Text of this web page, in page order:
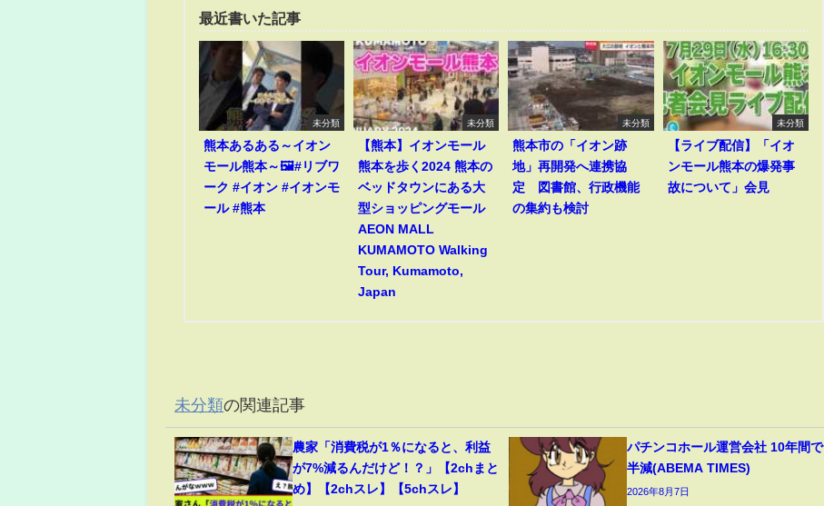
最近書いた記事
未分類
熊本あるある～イオン
モール熊本～🖼️#リブワ
ーク #イオン #イオンモ
ール #熊本
未分類
【熊本】イオンモール
熊本を歩く2024 熊本の
ベッドタウンにある大
型ショッピングモール
AEON MALL
KUMAMOTO Walking
Tour, Kumamoto,
Japan
未分類
熊本市の「イオン跡
地」再開発へ連携協
定 図書館、行政機能
の集約も検討
未分類
【ライブ配信】「イオ
ンモール熊本の爆発事
故について」会見
未分類の関連記事
農家「消費税が1％になると、利益
が7%減るんだけど！？」【2chまと
め】【2chスレ】【5chスレ】
パチンコホール運営会社 10年間で
半減(ABEMA TIMES)
2026年8月7日